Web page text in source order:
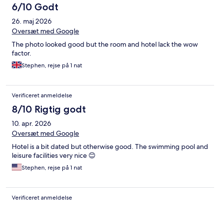
6/10 Godt
26. maj 2026
Oversæt med Google
The photo looked good but the room and hotel lack the wow
factor.
Stephen, rejse på 1 nat
Verificeret anmeldelse
8/10 Rigtig godt
10. apr. 2026
Oversæt med Google
Hotel is a bit dated but otherwise good. The swimming pool and
leisure facilities very nice 😊
Stephen, rejse på 1 nat
Verificeret anmeldelse